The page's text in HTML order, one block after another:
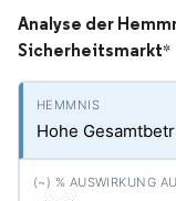
Analyse der
Sicherheitsmarkt*
Hohe